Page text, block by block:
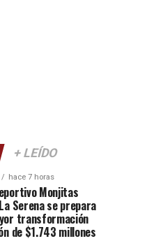
+ LEÍDO
hace 7 horas
Monjitas
Serena se prepara
transformación
de $1.743 millones